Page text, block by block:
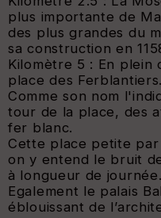
plus importante de
des plus grandes du
sa construction en
Kilomètre 5 : En
place des Ferblantiers.
Comme son nom
tour de la place, des
fer blanc.
Cette place petite
on y entend le bruit
à longueur de journée.
Egalement le palais
éblouissant de